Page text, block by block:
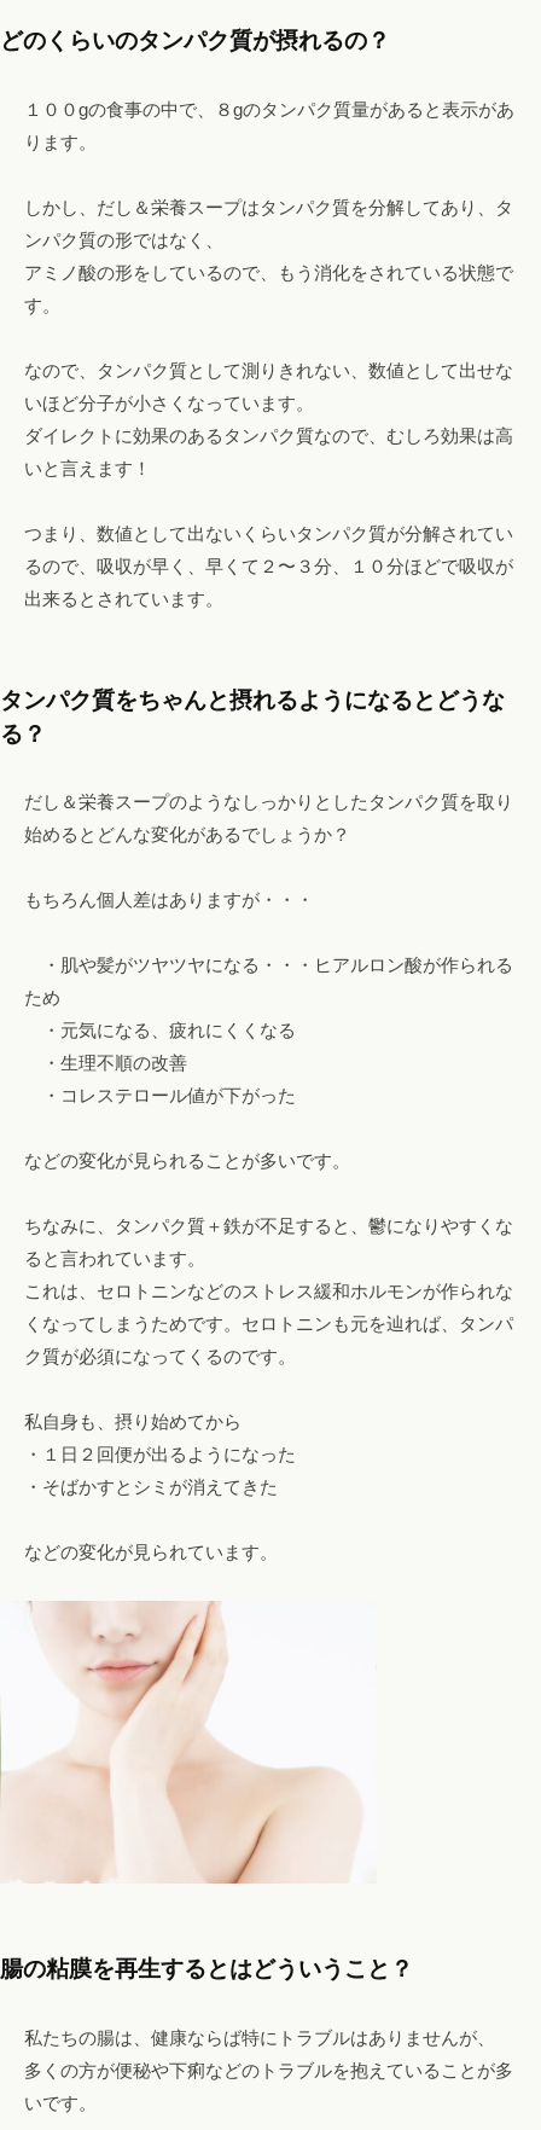
どのくらいのタンパク質が摂れるの？
１００gの食事の中で、８gのタンパク質量があると表示があ
ります。
しかし、だし＆栄養スープはタンパク質を分解してあり、タ
ンパク質の形ではなく、
アミノ酸の形をしているので、もう消化をされている状態で
す。
なので、タンパク質として測りきれない、数値として出せな
いほど分子が小さくなっています。
ダイレクトに効果のあるタンパク質なので、むしろ効果は高
いと言えます！
つまり、数値として出ないくらいタンパク質が分解されてい
るので、吸収が早く、早くて２〜３分、１０分ほどで吸収が
出来るとされています。
タンパク質をちゃんと摂れるようになるとどうな
る？
だし＆栄養スープのようなしっかりとしたタンパク質を取り
始めるとどんな変化があるでしょうか？
もちろん個人差はありますが・・・
・肌や髪がツヤツヤになる・・・ヒアルロン酸が作られる
ため
・元気になる、疲れにくくなる
・生理不順の改善
・コレステロール値が下がった
などの変化が見られることが多いです。
ちなみに、タンパク質＋鉄が不足すると、鬱になりやすくな
ると言われています。
これは、セロトニンなどのストレス緩和ホルモンが作られな
くなってしまうためです。セロトニンも元を辿れば、タンパ
ク質が必須になってくるのです。
私自身も、摂り始めてから
・１日２回便が出るようになった
・そばかすとシミが消えてきた
などの変化が見られています。
腸の粘膜を再生するとはどういうこと？
私たちの腸は、健康ならば特にトラブルはありませんが、
多くの方が便秘や下痢などのトラブルを抱えていることが多
いです。